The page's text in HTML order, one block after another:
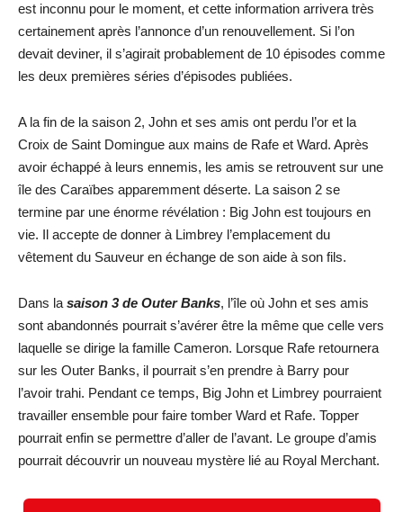
est inconnu pour le moment, et cette information arrivera très
certainement après l’annonce d’un renouvellement. Si l’on
devait deviner, il s’agirait probablement de 10 épisodes comme
les deux premières séries d’épisodes publiées.
A la fin de la saison 2, John et ses amis ont perdu l’or et la
Croix de Saint Domingue aux mains de Rafe et Ward. Après
avoir échappé à leurs ennemis, les amis se retrouvent sur une
île des Caraïbes apparemment déserte. La saison 2 se
termine par une énorme révélation : Big John est toujours en
vie. Il accepte de donner à Limbrey l’emplacement du
vêtement du Sauveur en échange de son aide à son fils.
Dans la saison 3 de Outer Banks, l’île où John et ses amis
sont abandonnés pourrait s’avérer être la même que celle vers
laquelle se dirige la famille Cameron. Lorsque Rafe retournera
sur les Outer Banks, il pourrait s’en prendre à Barry pour
l’avoir trahi. Pendant ce temps, Big John et Limbrey pourraient
travailler ensemble pour faire tomber Ward et Rafe. Topper
pourrait enfin se permettre d’aller de l’avant. Le groupe d’amis
pourrait découvrir un nouveau mystère lié au Royal Merchant.